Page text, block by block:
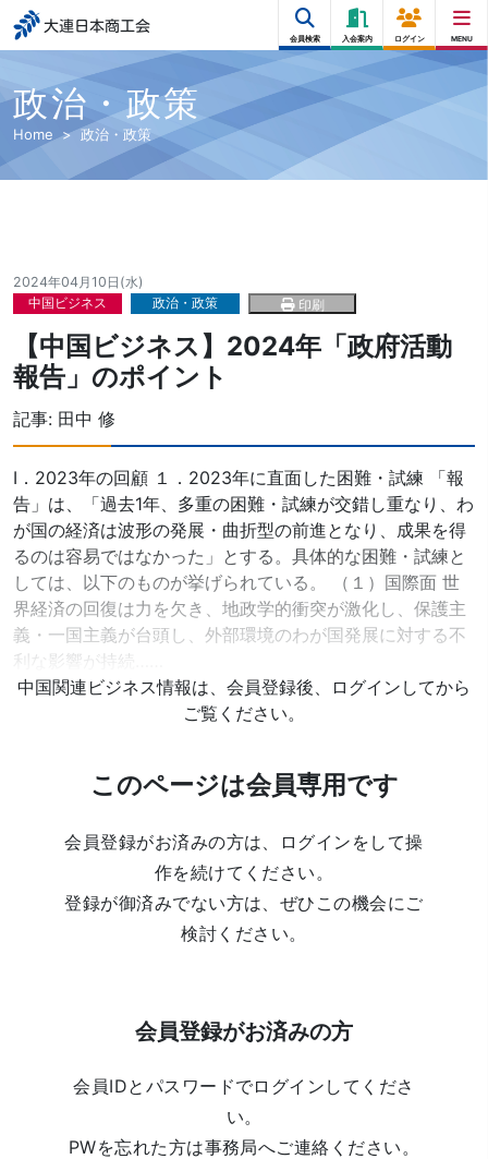
大連日本商工会
会員検索 入会案内 ログイン MENU
政治・政策
Home 政治・政策
2024年04月10日(水)
中国ビジネス
政治・政策 印刷
【中国ビジネス】2024年「政府活動
報告」のポイント
記事: 田中 修
Ⅰ．2023年の回顧 １．2023年に直面した困難・試練 「報
告」は、「過去1年、多重の困難・試練が交錯し重なり、わ
が国の経済は波形の発展・曲折型の前進となり、成果を得
るのは容易ではなかった」とする。具体的な困難・試練と
しては、以下のものが挙げられている。 （１）国際面 世
界経済の回復は力を欠き、地政学的衝突が激化し、保護主
義・一国主義が台頭し、外部環境のわが国発展に対する不
利な影響が持続……
中国関連ビジネス情報は、会員登録後、ログインしてから
ご覧ください。
このページは会員専用です
会員登録がお済みの方は、ログインをして操
作を続けてください。
登録が御済みでない方は、ぜひこの機会にご
検討ください。
会員登録がお済みの方
会員IDとパスワードでログインしてくださ
い。
PWを忘れた方は事務局へご連絡ください。